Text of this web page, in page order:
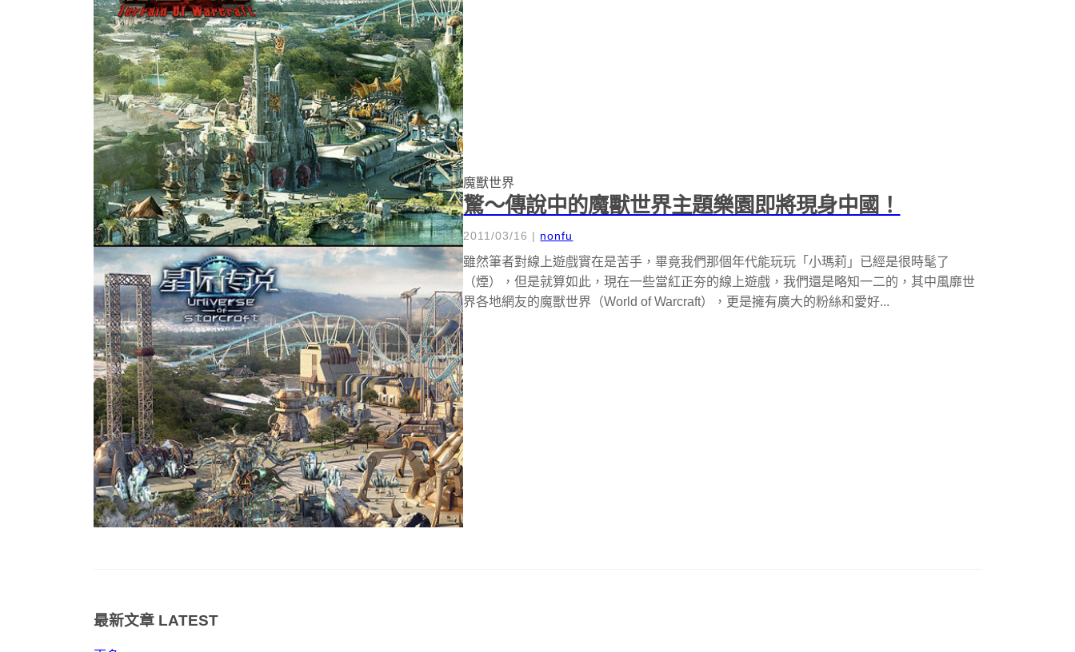
魔獸世界
驚～傳說中的魔獸世界主題樂園即將現身中國！
2011/03/16 | nonfu
雖然筆者對線上遊戲實在是苦手，畢竟我們那個年代能玩玩「小瑪莉」已經是很時髦了
（煙），但是就算如此，現在一些當紅正夯的線上遊戲，我們還是略知一二的，其中風靡世
界各地網友的魔獸世界（World of Warcraft），更是擁有廣大的粉絲和愛好...
最新文章 LATEST